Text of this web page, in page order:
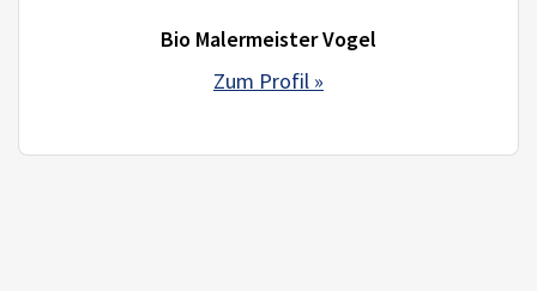
Bio Malermeister Vogel
Zum Profil »